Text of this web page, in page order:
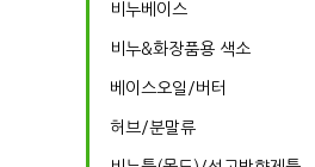
비누베이스
비누&화장품용 색소
베이스오일/버터
허브/분말류